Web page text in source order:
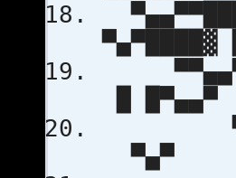
▀▄▀████▓
█